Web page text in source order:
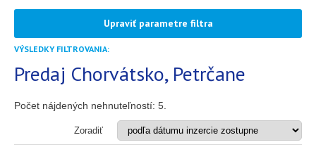
MESTO
(môžete vybrať viacej položiek)
Apartmán
Dom
Dom s apartmánmi
Investičný projekt
Upraviť parametre filtra
VÝSLEDKY FILTROVANIA:
Predaj Chorvátsko, Petrčane
Počet nájdených nehnuteľností: 5
Zoradiť